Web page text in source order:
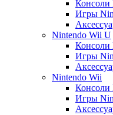
Консоли
Игры
Nintendo Wii U
Консоли
Игры
Nintendo Wii
Консоли
Игры